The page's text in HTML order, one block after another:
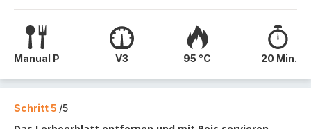
Manual P V3 95 °C 20 Min.
Schritt 5 /5